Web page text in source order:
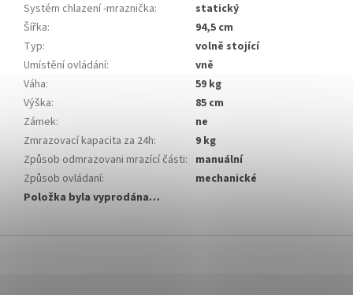
Systém chlazení -mraznička:
statický
Šířka:
94,5 cm
Typ:
volně stojící
Umístění ovládání:
vně
Váha:
59 kg
Výška:
85 cm
Zámek:
ne
Zmrazovací kapacita za 24h:
9 kg
Způsob odmrazovani mrazící části: manuální
Způsob ovládaní:
mechanické
Položka byla vyprodána…